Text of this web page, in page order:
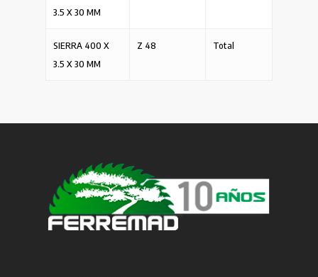
3.5 X 30 MM
SIERRA 400 X
3.5 X 30 MM
Z 48 Total